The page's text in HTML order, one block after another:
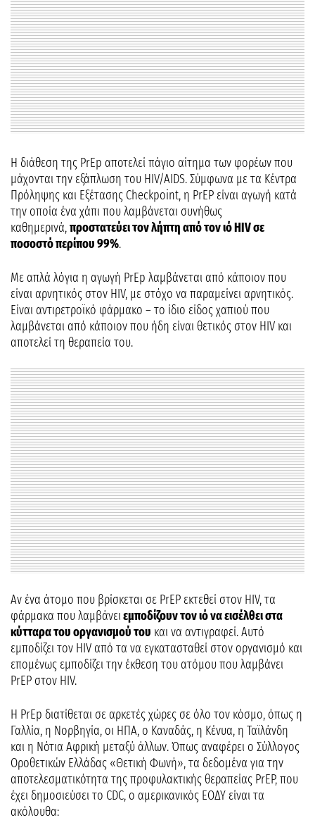
Η διάθεση της PrEp αποτελεί πάγιο αίτημα των φορέων που
μάχονται την εξάπλωση του HIV/AIDS. Σύμφωνα με τα Κέντρα
Πρόληψης και Εξέτασης Checkpoint, η PrEP είναι αγωγή κατά
την οποία ένα χάπι που λαμβάνεται συνήθως
καθημερινά,προστατεύει τον λήπτη από τον ιό HIV σε
ποσοστό περίπου 99%.
Με απλά λόγια η αγωγή PrEp λαμβάνεται από κάποιον που
είναι αρνητικός στον HIV, με στόχο να παραμείνει αρνητικός.
Είναι αντιρετροϊκό φάρμακο – το ίδιο είδος χαπιού που
λαμβάνεται από κάποιον που ήδη είναι θετικός στον HIV και
αποτελεί τη θεραπεία του.
Αν ένα άτομο που βρίσκεται σε PrEP εκτεθεί στον HIV, τα
φάρμακα που λαμβάνειεμποδίζουν τον ιό να εισέλθει στα
κύτταρα του οργανισμού του και να αντιγραφεί. Αυτό
εμποδίζει τον HIV από τα να εγκατασταθεί στον οργανισμό και
επομένως εμποδίζει την έκθεση του ατόμου που λαμβάνει
PrEP στον HIV.
Η PrEp διατίθεται σε αρκετές χώρες σε όλο τον κόσμο, όπως η
Γαλλία, η Νορβηγία, οι ΗΠΑ, ο Καναδάς, η Κένυα, η Ταϊλάνδη
και η Νότια Αφρική μεταξύ άλλων. Όπως αναφέρει ο Σύλλογος
Οροθετικών Ελλάδας «Θετική Φωνή», τα δεδομένα για την
αποτελεσματικότητα της προφυλακτικής θεραπείας PrEP, που
έχει δημοσιεύσει το CDC, ο αμερικανικός ΕΟΔΥ είναι τα
ακόλουθα: